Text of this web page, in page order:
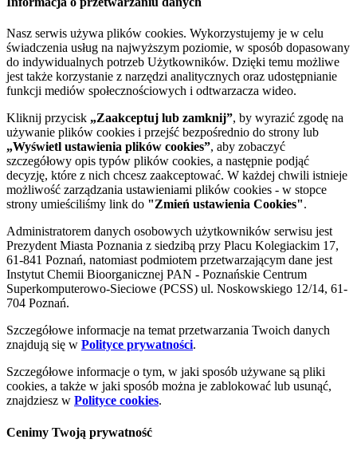
Nasz serwis używa plików cookies. Wykorzystujemy je w celu
świadczenia usług na najwyższym poziomie, w sposób dopasowany
do indywidualnych potrzeb Użytkowników. Dzięki temu możliwe
jest także korzystanie z narzędzi analitycznych oraz udostępnianie
funkcji mediów społecznościowych i odtwarzacza wideo.
Kliknij przycisk „Zaakceptuj lub zamknij”, by wyrazić zgodę na
używanie plików cookies i przejść bezpośrednio do strony lub
„Wyświetl ustawienia plików cookies”, aby zobaczyć
szczegółowy opis typów plików cookies, a następnie podjąć
decyzję, które z nich chcesz zaakceptować. W każdej chwili istnieje
możliwość zarządzania ustawieniami plików cookies - w stopce
strony umieściliśmy link do "Zmień ustawienia Cookies".
Administratorem danych osobowych użytkowników serwisu jest
Prezydent Miasta Poznania z siedzibą przy Placu Kolegiackim 17,
61-841 Poznań, natomiast podmiotem przetwarzającym dane jest
Instytut Chemii Bioorganicznej PAN - Poznańskie Centrum
Superkomputerowo-Sieciowe (PCSS) ul. Noskowskiego 12/14, 61-
704 Poznań.
Szczegółowe informacje na temat przetwarzania Twoich danych
znajdują się w Polityce prywatności.
Szczegółowe informacje o tym, w jaki sposób używane są pliki
cookies, a także w jaki sposób można je zablokować lub usunąć,
znajdziesz w Polityce cookies.
Cenimy Twoją prywatność